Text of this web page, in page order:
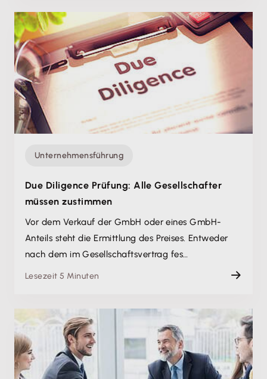
Unternehmensführung
Due Diligence Prüfung: Alle Gesellschafter
müssen zustimmen
Vor dem Verkauf der GmbH oder eines GmbH-
Anteils steht die Ermittlung des Preises. Entweder
nach dem im Gesellschaftsvertrag fes…
Lesezeit 5 Minuten